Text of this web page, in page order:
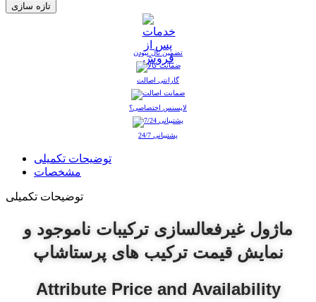
تضمین نال نبودن
گارانتی اصالت
لایسنس اختصاصی؟
پشتیبانی 24/7
توضیحات تکمیلی
مشخصات
توضیحات تکمیلی
ماژول غیرفعالسازی ترکیبات ناموجود و
نمایش قیمت ترکیب های پرستاشاپ
Attribute Price and Availability